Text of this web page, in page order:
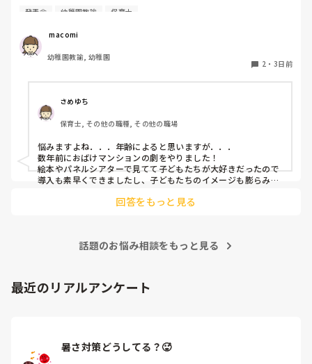
過去に「これは子どもたちも楽しんで大成功だった！」「観
ひ教えてほしいです！
発表会 幼稚園教諭 保育士
macomi
幼稚園教諭, 幼稚園
2 ・ 3日前
さめゆち
保育士, その他の職種, その他の職場
悩みますよね．．．年齢によると思いますが．．．
数年前におばけマンションの劇をやりました！
絵本やパネルシアターで見てて子どもたちが大好きだったので
導入も素早くできましたし、子どもたちのイメージも膨らみや
回答をもっと見る
話題のお悩み相談をもっと見る
最近のリアルアンケート
暑さ対策どうしてる？🥵